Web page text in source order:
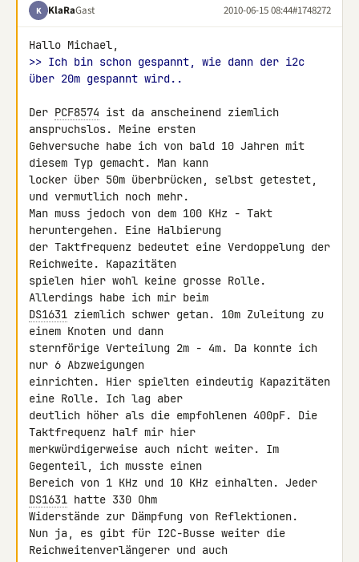
K KlaRaGast 2010-06-15 08:44#1748272
>> Ich bin schon gespannt, wie dann der i2c
über 20m gespannt wird..
Der PCF8574 ist da anscheinend ziemlich
anspruchslos. Meine ersten
Gehversuche habe ich von bald 10 Jahren mit
diesem Typ gemacht. Man kann
locker über 50m überbrücken, selbst getestet,
und vermutlich noch mehr.
Man muss jedoch von dem 100 KHz - Takt
heruntergehen. Eine Halbierung
der Taktfrequenz bedeutet eine Verdoppelung der
Reichweite. Kapazitäten
spielen hier wohl keine grosse Rolle.
DS1631 ziemlich schwer getan. 10m Zuleitung zu
einem Knoten und dann
sternförige Verteilung 2m - 4m. Da konnte ich
nur 6 Abzweigungen
einrichten. Hier spielten eindeutig Kapazitäten
eine Rolle. Ich lag aber
deutlich höher als die empfohlenen 400pF. Die
Taktfrequenz half mir hier
merkwürdigerweise auch nicht weiter. Im
Gegenteil, ich musste einen
DS1631 hatte 330 Ohm
Widerstände zur Dämpfung von Reflektionen.
Nun ja, es gibt für I2C-Busse weiter die
Reichweitenverlängerer und auch